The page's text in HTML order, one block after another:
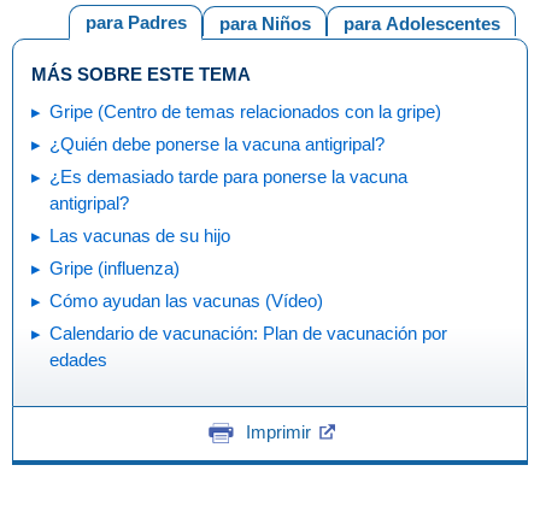
para Adolescentes
para Niños
para Padres
MÁS SOBRE ESTE TEMA
Gripe (Centro de temas relacionados con la gripe)
¿Quién debe ponerse la vacuna antigripal?
¿Es demasiado tarde para ponerse la vacuna
antigripal?
Las vacunas de su hijo
Gripe (influenza)
Cómo ayudan las vacunas (Vídeo)
Calendario de vacunación: Plan de vacunación por
edades
Imprimir